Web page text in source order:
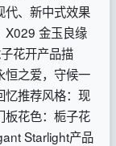
代、新中式效果
X029 金玉良缘
花开产品描
恒之爱，守候一
忆推荐风格：现
板花色：栀子花
Starlight产品